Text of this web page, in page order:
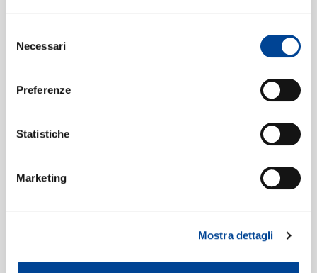
delNecessari
Preferenze
Statistiche
Marketing
Mostra dettagli
Data di pubblicazione:
NEWSLETTER